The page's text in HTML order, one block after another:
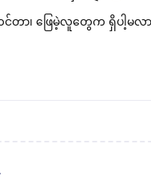
တာ၊ ဖြေမဲ့လူတွေက ရှိပါ့မလ